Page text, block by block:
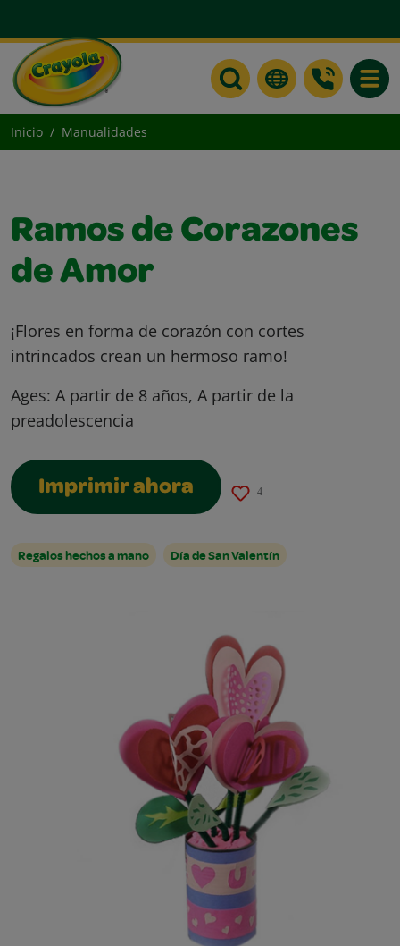
Inicio Manualidades
Ramos de Corazones
de Amor
¡Flores en forma de corazón con cortes
intrincados crean un hermoso ramo!
Ages: A partir de 8 años, A partir de la
preadolescencia
Imprimir ahora 4
Regalos hechos a mano Día de San Valentín